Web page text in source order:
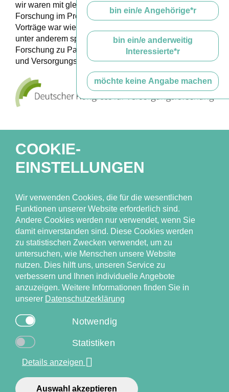
wir waren mit gleich drei Vorträgen zu unserer Stigma-
Forschung im Programm vertreten. Das Spektrum der
Vorträge war wieder einmal äußerst vielfältig und bot
unter anderem spannende Einblicke in die aktuelle
Forschung zu Patient:innenorientierung, Telemedizin
und Versorgungsinnovationen.
bin ein/e Angehörige*r
bin ein/e anderweitig
Interessierte*r
möchte keine Angabe machen
COOKIE-
EINSTELLUNGEN
Wir verwenden Cookies, die für die wesentlichen
Funktionen unserer Website erforderlich sind.
Andere Cookies werden nur verwendet, wenn Sie
damit einverstanden sind. Diese Cookies werden
zu statistischen Zwecken verwendet, um zu
untersuchen, wie Menschen unsere Website
nutzen. Dies hilft uns, unseren Service zu
verbessern und Ihnen individuelle Angebote
anzuzeigen. Weitere Informationen finden Sie in
unserer Datenschutzerklärung
Notwendig
Statistiken
Details anzeigen
Auswahl akzeptieren
Unser Team
Ressourcen
Publikationen
Neuigkeiten & Events
Versorgungsforschung in der Dermatologie und bei
Versorgungsforschung in der Dermatologie (CVderm)
PD Dr. Rachel Sommer
r.sommer@uke.de